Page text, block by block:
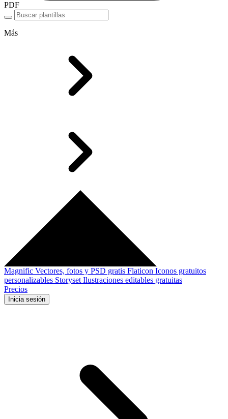
PDF
Más
Magnific Vectores, fotos y PSD gratis Flaticon Iconos gratuitos
personalizables Storyset Ilustraciones editables gratuitas
Precios
Inicia sesión